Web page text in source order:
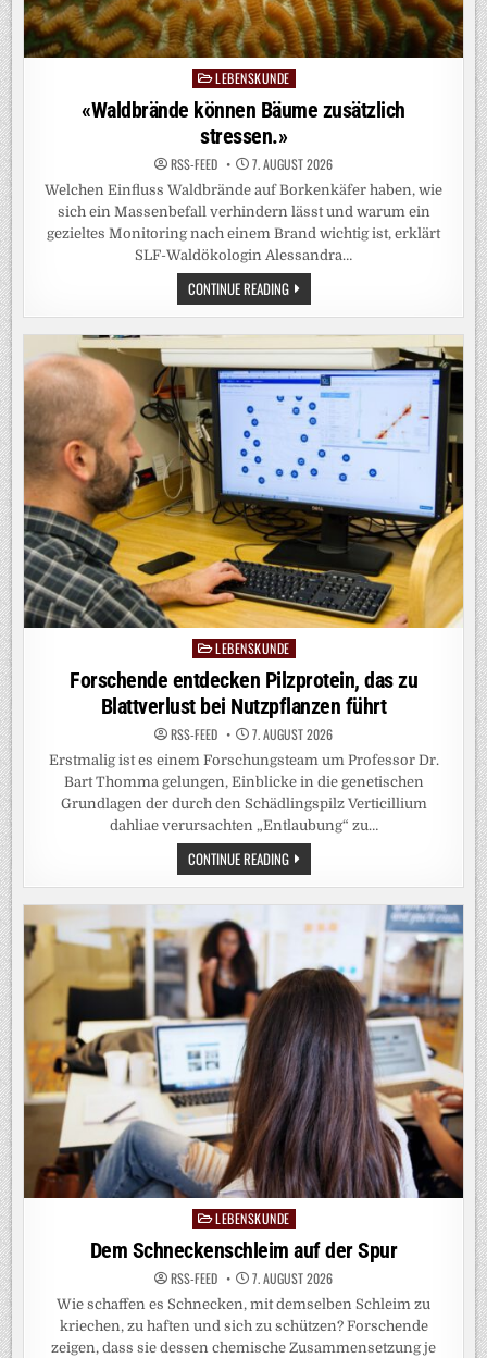
Posted
in
LEBENSKUNDE
«Waldbrände können Bäume zusätzlich
stressen.»
RSS-FEED 7. AUGUST 2026
Welchen Einfluss Waldbrände auf Borkenkäfer haben, wie
sich ein Massenbefall verhindern lässt und warum ein
gezieltes Monitoring nach einem Brand wichtig ist, erklärt
SLF-Waldökologin Alessandra…
CONTINUE READING«WALDBRÄNDE
KÖNNEN
BÄUME
ZUSÄTZLICH
STRESSEN.»
Posted
in
LEBENSKUNDE
Forschende entdecken Pilzprotein, das zu
Blattverlust bei Nutzpflanzen führt
RSS-FEED 7. AUGUST 2026
Erstmalig ist es einem Forschungsteam um Professor Dr.
Bart Thomma gelungen, Einblicke in die genetischen
Grundlagen der durch den Schädlingspilz Verticillium
dahliae verursachten „Entlaubung“ zu…
CONTINUE READINGFORSCHENDE
ENTDECKEN
PILZPROTEIN,
BLATTVERLUST
FÜHRT
Posted
in
LEBENSKUNDE
Dem Schneckenschleim auf der Spur
RSS-FEED 7. AUGUST 2026
Wie schaffen es Schnecken, mit demselben Schleim zu
kriechen, zu haften und sich zu schützen? Forschende
zeigen, dass sie dessen chemische Zusammensetzung je